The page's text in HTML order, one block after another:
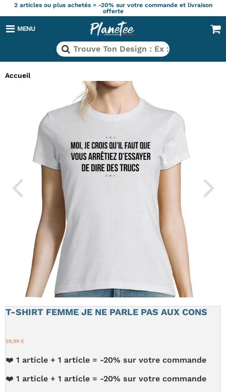
2 articles ou plus achetés = -20% sur votre commande et livraison
offerte
MENU
Accueil
T-SHIRT FEMME JE NE PARLE PAS AUX CONS
29,99 €
❤️ 1 article + 1 article = -20% sur votre commande
❤️ 1 article + 1 article = -20% sur votre commande